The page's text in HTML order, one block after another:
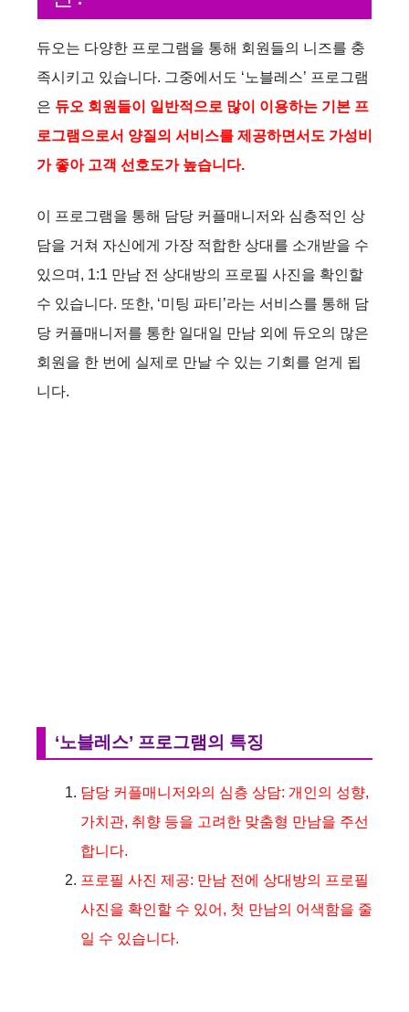
듀오는 다양한 프로그램을 통해 회원들의 니즈를 충
족시키고 있습니다. 그중에서도 ‘노블레스’ 프로그램
은 듀오 회원들이 일반적으로 많이 이용하는 기본 프
로그램으로서 양질의 서비스를 제공하면서도 가성비
가 좋아 고객 선호도가 높습니다.
이 프로그램을 통해 담당 커플매니저와 심층적인 상
담을 거쳐 자신에게 가장 적합한 상대를 소개받을 수
있으며, 1:1 만남 전 상대방의 프로필 사진을 확인할
수 있습니다. 또한, ‘미팅 파티’라는 서비스를 통해 담
당 커플매니저를 통한 일대일 만남 외에 듀오의 많은
회원을 한 번에 실제로 만날 수 있는 기회를 얻게 됩
니다.
‘노블레스’ 프로그램의 특징
담당 커플매니저와의 심층 상담: 개인의 성향,
가치관, 취향 등을 고려한 맞춤형 만남을 주선
합니다.
프로필 사진 제공: 만남 전에 상대방의 프로필
사진을 확인할 수 있어, 첫 만남의 어색함을 줄
일 수 있습니다.